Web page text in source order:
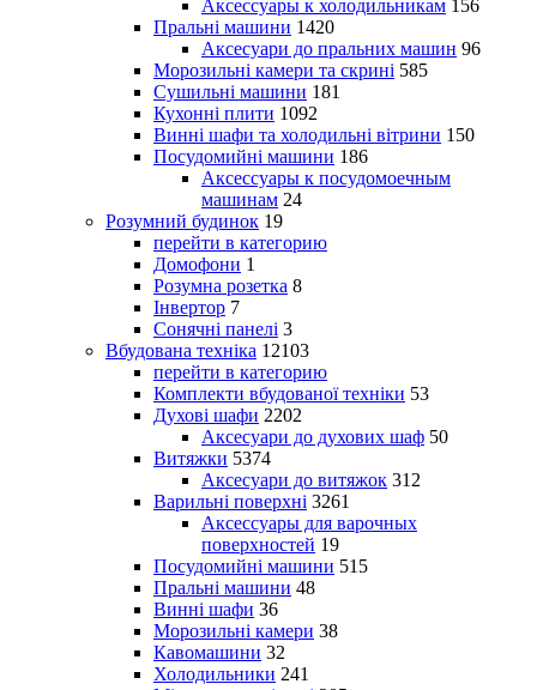
Аксессуары к холодильникам 156
Пральні машини 1420
Аксесуари до пральних машин 96
Морозильні камери та скрині 585
Сушильні машини 181
Кухонні плити 1092
Винні шафи та холодильні вітрини 150
Посудомийні машини 186
Аксессуары к посудомоечным
машинам 24
Розумний будинок 19
перейти в категорию
Домофони 1
Розумна розетка 8
Інвертор 7
Сонячні панелі 3
Вбудована техніка 12103
перейти в категорию
Комплекти вбудованої техніки 53
Духові шафи 2202
Аксесуари до духових шаф 50
Витяжки 5374
Аксесуари до витяжок 312
Варильні поверхні 3261
Аксессуары для варочных
поверхностей 19
Посудомийні машини 515
Пральні машини 48
Винні шафи 36
Морозильні камери 38
Кавомашини 32
Холодильники 241